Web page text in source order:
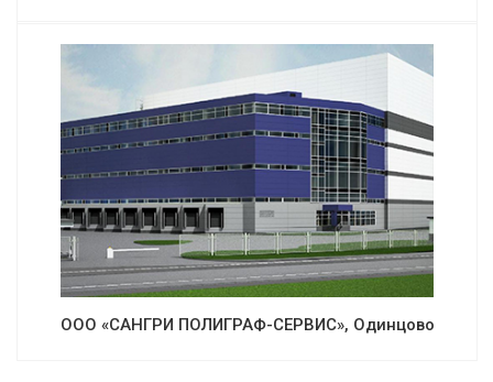
ООО «САНГРИ ПОЛИГРАФ-СЕРВИС», Одинцово